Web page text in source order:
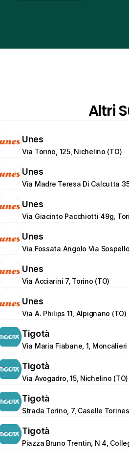
Altri
Unes
Via Torino, 125, Nichelino (TO)
Unes
Via Madre Teresa Di Calcutta
Unes
Via Giacinto Pacchiotti 49g,
Unes
Via Fossata Angolo Via
Unes
Via Acciarini 7, Torino (TO)
Unes
Via A. Philips 11, Alpignano (TO)
Tigotà
Via Maria Fiabane, 1, Moncalieri
Tigotà
Via Avogadro, 15, Nichelino (TO)
Tigotà
Strada Torino, 7, Caselle
Tigotà
Piazza Bruno Trentin, N 4,